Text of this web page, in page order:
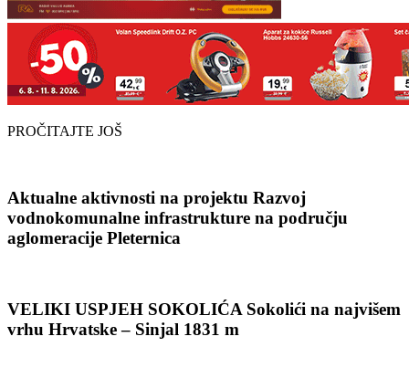
PROČITAJTE JOŠ
Aktualne aktivnosti na projektu Razvoj
vodnokomunalne infrastrukture na području
aglomeracije Pleternica
VELIKI USPJEH SOKOLIĆA Sokolići na najvišem
vrhu Hrvatske – Sinjal 1831 m